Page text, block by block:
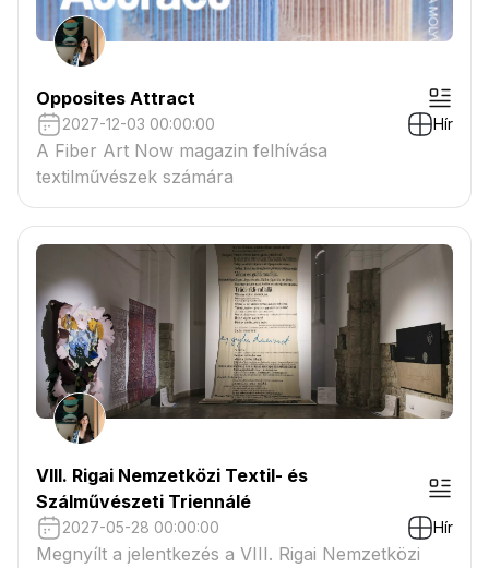
Opposites Attract
2027-12-03 00:00:00 Hír
A Fiber Art Now magazin felhívása
textilművészek számára
VIII. Rigai Nemzetközi Textil- és
Szálművészeti Triennálé
2027-05-28 00:00:00 Hír
Megnyílt a jelentkezés a VIII. Rigai Nemzetközi